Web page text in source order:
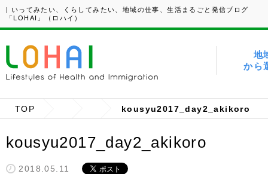
| いってみたい、くらしてみたい、地域の仕事、生活まるごと発信ブログ
「LOHAI」（ロハイ）
地
から
TOP kousyu2017_day2_akikoro
kousyu2017_day2_akikoro
2018.05.11